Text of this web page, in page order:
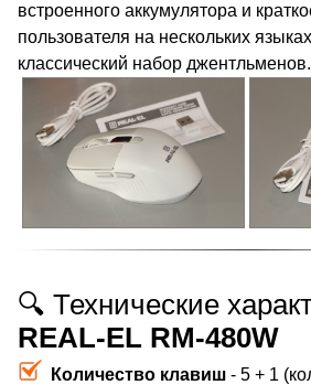
встроенного аккумулятора и
пользователя на нескольких
классический набор джентльменов.
🔍 Технические
REAL-EL RM-480W
Количество клавиш - 5 + 1